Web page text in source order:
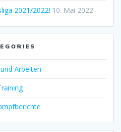
2021/2022! 10. Mai 2022
Arbeiten